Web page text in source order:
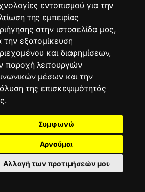
εντοπισμού για την
της εμπειρίας
στην ιστοσελίδα μας,
την εξατομίκευση
και διαφημίσεων,
παροχή λειτουργιών
μέσων και την
της επισκεψιμότητάς
Συμφωνώ
Αρνούμαι
Αλλαγή των προτιμήσεών μου
ΕΠΙΜΟΡΦΩΣΗΣ ΕΡΓΟΔΟΤΩΝ ΣΕ ...
2025
Υγιεινής Και Ασφάλειας ...
04/2025
Rights Reserved.
Όροι Χρήσης Το Έργο